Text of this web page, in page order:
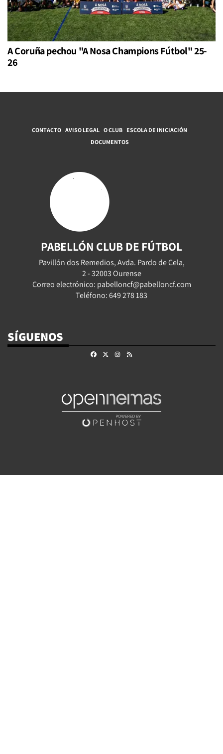
A Coruña pechou "A Nosa Champions Fútbol" 25-
26
CONTACTO AVISO LEGAL O CLUB ESCOLA DE INICIACIÓN
DOCUMENTOS
PABELLÓN CLUB DE FÚTBOL
Pavillón dos Remedios, Avda. Pardo de Cela,
2 - 32003 Ourense
Correo electrónico: pabelloncf@pabelloncf.com
Teléfono: 649 278 183
SÍGUENOS
FacebookInstagram